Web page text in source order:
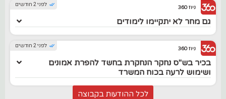
לפני 2 חודשים ניוז 360
גם מחר לא יתקיימו לימודים
לפני 2 חודשים ניוז 360
בכיר בש"ס נחקר הנחקרת בחשד להפרת אמונים
ושימוש לרעה בכוח המשרד
לכל ההודעות בקבוצה